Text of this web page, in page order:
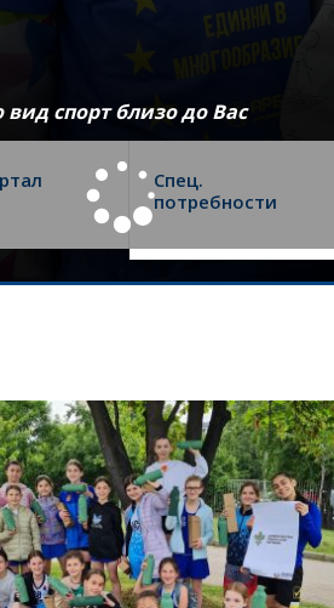
спорт близо до Вас
Спец.
потребности